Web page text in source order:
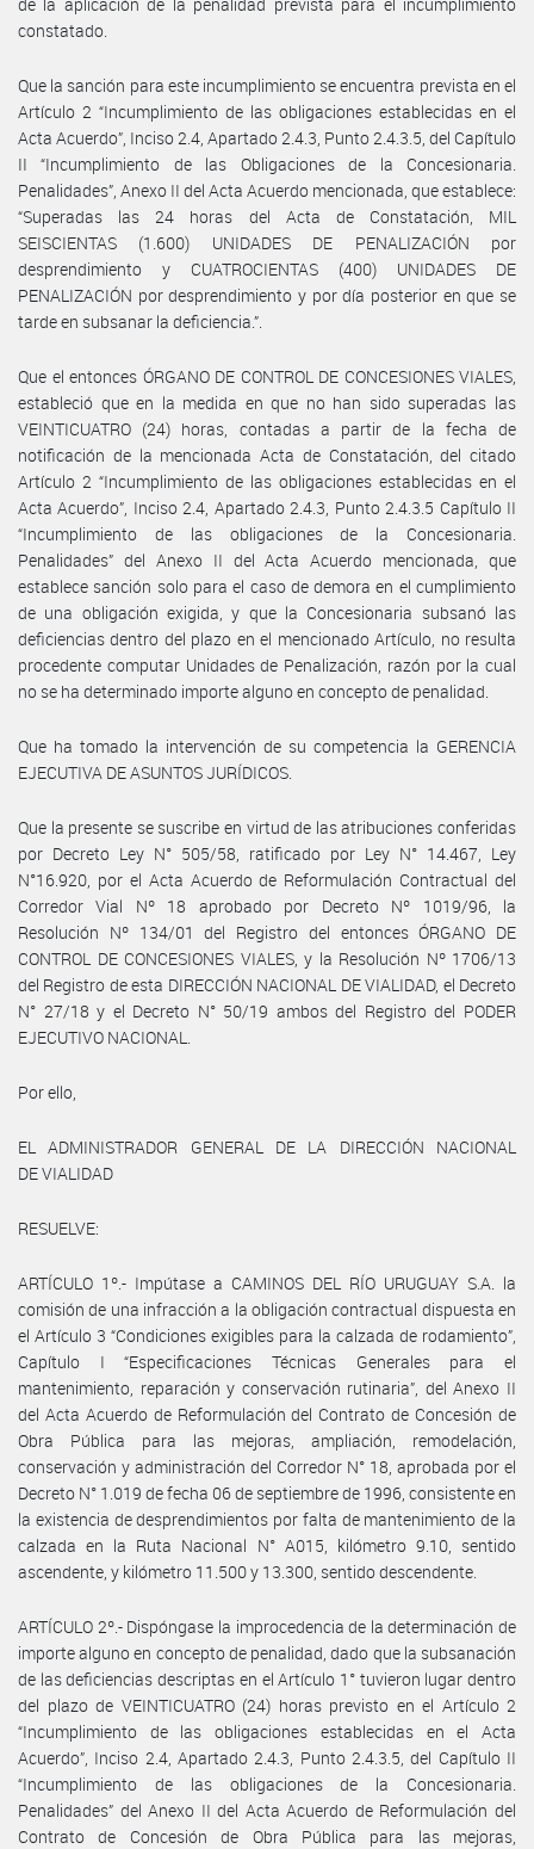
constatado.
Que la sanción para este incumplimiento se encuentra prevista en el
Artículo 2 “Incumplimiento de las obligaciones establecidas en el
Acta Acuerdo”, Inciso 2.4, Apartado 2.4.3, Punto 2.4.3.5, del Capítulo
II “Incumplimiento de las Obligaciones de la Concesionaria.
Penalidades”, Anexo II del Acta Acuerdo mencionada, que establece:
“Superadas las 24 horas del Acta de Constatación, MIL
SEISCIENTAS (1.600) UNIDADES DE PENALIZACIÓN por
desprendimiento y CUATROCIENTAS (400) UNIDADES DE
PENALIZACIÓN por desprendimiento y por día posterior en que se
tarde en subsanar la deficiencia.”.
Que el entonces ÓRGANO DE CONTROL DE CONCESIONES VIALES,
estableció que en la medida en que no han sido superadas las
VEINTICUATRO (24) horas, contadas a partir de la fecha de
notificación de la mencionada Acta de Constatación, del citado
Artículo 2 “Incumplimiento de las obligaciones establecidas en el
Acta Acuerdo”, Inciso 2.4, Apartado 2.4.3, Punto 2.4.3.5 Capítulo II
“Incumplimiento de las obligaciones de la Concesionaria.
Penalidades” del Anexo II del Acta Acuerdo mencionada, que
establece sanción solo para el caso de demora en el cumplimiento
de una obligación exigida, y que la Concesionaria subsanó las
deficiencias dentro del plazo en el mencionado Artículo, no resulta
procedente computar Unidades de Penalización, razón por la cual
no se ha determinado importe alguno en concepto de penalidad.
Que ha tomado la intervención de su competencia la GERENCIA
EJECUTIVA DE ASUNTOS JURÍDICOS.
Que la presente se suscribe en virtud de las atribuciones conferidas
por Decreto Ley N° 505/58, ratificado por Ley N° 14.467, Ley
N°16.920, por el Acta Acuerdo de Reformulación Contractual del
Corredor Vial Nº 18 aprobado por Decreto Nº 1019/96, la
Resolución Nº 134/01 del Registro del entonces ÓRGANO DE
CONTROL DE CONCESIONES VIALES, y la Resolución Nº 1706/13
del Registro de esta DIRECCIÓN NACIONAL DE VIALIDAD, el Decreto
N° 27/18 y el Decreto N° 50/19 ambos del Registro del PODER
EJECUTIVO NACIONAL.
Por ello,
EL ADMINISTRADOR GENERAL DE LA DIRECCIÓN NACIONAL
DE VIALIDAD
RESUELVE:
ARTÍCULO 1º.- Impútase a CAMINOS DEL RÍO URUGUAY S.A. la
comisión de una infracción a la obligación contractual dispuesta en
el Artículo 3 “Condiciones exigibles para la calzada de rodamiento”,
Capítulo I “Especificaciones Técnicas Generales para el
mantenimiento, reparación y conservación rutinaria”, del Anexo II
del Acta Acuerdo de Reformulación del Contrato de Concesión de
Obra Pública para las mejoras, ampliación, remodelación,
conservación y administración del Corredor N° 18, aprobada por el
Decreto N° 1.019 de fecha 06 de septiembre de 1996, consistente en
la existencia de desprendimientos por falta de mantenimiento de la
calzada en la Ruta Nacional N° A015, kilómetro 9.10, sentido
ascendente, y kilómetro 11.500 y 13.300, sentido descendente.
ARTÍCULO 2º.- Dispóngase la improcedencia de la determinación de
importe alguno en concepto de penalidad, dado que la subsanación
de las deficiencias descriptas en el Artículo 1° tuvieron lugar dentro
del plazo de VEINTICUATRO (24) horas previsto en el Artículo 2
“Incumplimiento de las obligaciones establecidas en el Acta
Acuerdo”, Inciso 2.4, Apartado 2.4.3, Punto 2.4.3.5, del Capítulo II
“Incumplimiento de las obligaciones de la Concesionaria.
Penalidades” del Anexo II del Acta Acuerdo de Reformulación del
Contrato de Concesión de Obra Pública para las mejoras,